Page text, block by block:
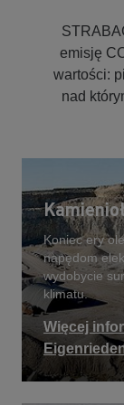
emisję
wartości:
nad
Koniec ery
napędom
wydobycie
klimatu.
Więcej